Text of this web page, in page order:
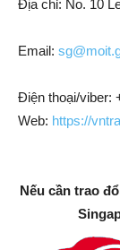
Địa chỉ: No. 10
Email:
Điện thoại/viber:
Web: https://
Nếu cần trao